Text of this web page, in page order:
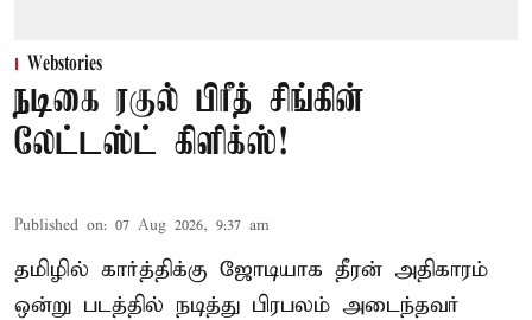
Webstories
நடிகை ரகுல் பிரீத் சிங்கின்
லேட்டஸ்ட் கிளிக்ஸ்!
Published on: 07 Aug 2026, 9:37 am
தமிழில் கார்த்திக்கு ஜோடியாக தீரன் அதிகாரம்
ஒன்று படத்தில் நடித்து பிரபலம் அடைந்தவர்